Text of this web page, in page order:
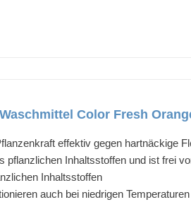
Color Fresh
effektiv gegen hartnäckige
pflanzlichen Inhaltsstoffen und ist frei
Inhaltsstoffen
auch bei niedrigen Temperaturen